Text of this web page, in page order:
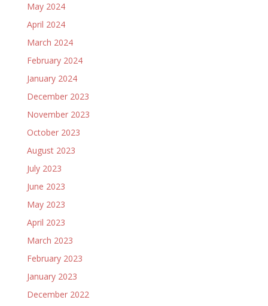
May 2024
April 2024
March 2024
February 2024
January 2024
December 2023
November 2023
October 2023
August 2023
July 2023
June 2023
May 2023
April 2023
March 2023
February 2023
January 2023
December 2022